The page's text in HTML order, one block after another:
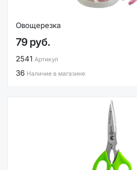
Овощерезка
79 руб.
2541 Артикул
36 Наличие в магазине